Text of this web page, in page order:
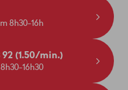
8h30-16h
(1.50/min.)
16h30